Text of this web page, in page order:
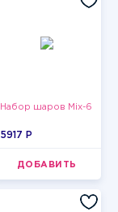
Набор шаров Mix-6
5917 P
ДОБАВИТЬ